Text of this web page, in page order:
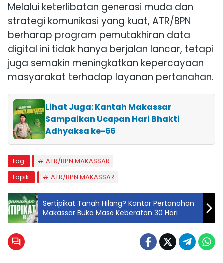
Melalui keterlibatan generasi muda dan
strategi komunikasi yang kuat, ATR/BPN
berharap program pemutakhiran data
digital ini tidak hanya berjalan lancar, tetapi
juga semakin meningkatkan kepercayaan
masyarakat terhadap layanan pertanahan.
Lihat Juga: Kantah Makassar
Sampaikan Ucapan Hari Bhakti
Adhyaksa ke-66
Tag:
ATR/BPN MAKASSAR
Topik:
ATR/BPN MAKASSAR
Sertipikat Tanah Hilang? Kantor Pertanahan
Makassar Buka Masa Keberatan 30 Hari